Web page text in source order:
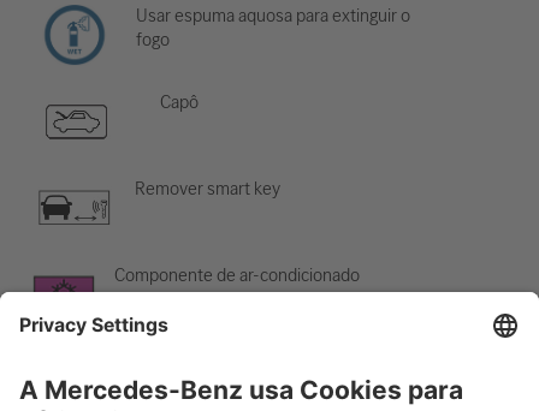
Usar espuma aquosa para extinguir o
fogo
Capô
Remover smart key
Componente de ar-condicionado